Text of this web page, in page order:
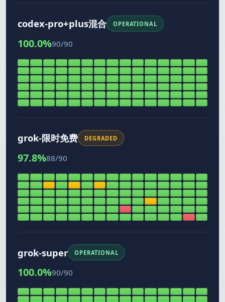
codex-pro+plus混合 OPERATIONAL
100.0%90/90
grok-限时免费 DEGRADED
97.8%88/90
grok-super OPERATIONAL
100.0%90/90